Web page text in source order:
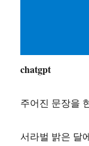
chatgpt
주어진 문장을
서라벌 밝은 달